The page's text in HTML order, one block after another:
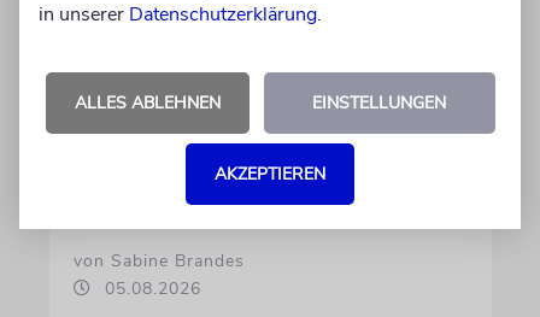
NACHRICHTEN
Preise, Geisel, Beben
von Sabine Brandes
05.08.2026
in unserer Datenschutzerklärung.
ALLES ABLEHNEN EINSTELLUNGEN
AKZEPTIEREN